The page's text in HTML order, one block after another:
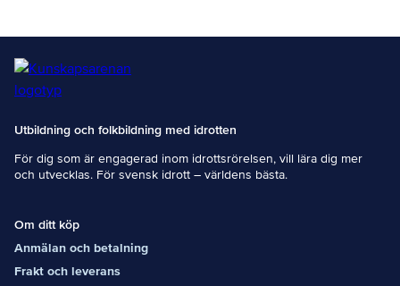
Utbildning och folkbildning med idrotten
För dig som är engagerad inom idrottsrörelsen, vill lära dig mer
och utvecklas. För svensk idrott – världens bästa.
Om ditt köp
Anmälan och betalning
Frakt och leverans